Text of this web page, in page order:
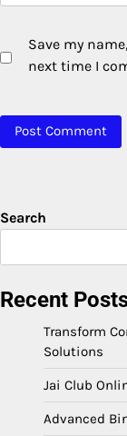
Save my
next time I
Search
Recent
Transform
Solutions
Jai Club
Advanced